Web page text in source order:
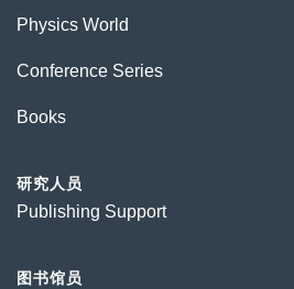
Physics World
Conference Series
Books
研究人员
Publishing Support
图书馆员